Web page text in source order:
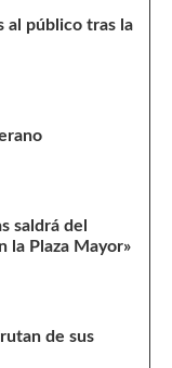
al público tras la
saldrá del
la Plaza Mayor»
de sus